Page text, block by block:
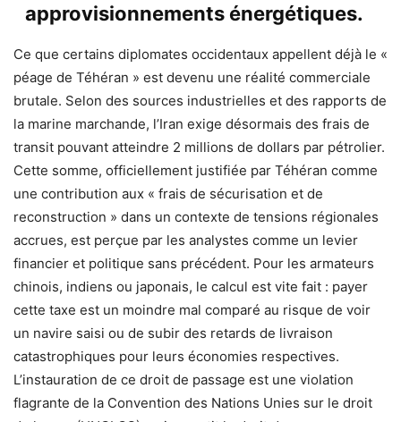
approvisionnements énergétiques.
Ce que certains diplomates occidentaux appellent déjà le «
péage de Téhéran » est devenu une réalité commerciale
brutale. Selon des sources industrielles et des rapports de
la marine marchande, l’Iran exige désormais des frais de
transit pouvant atteindre 2 millions de dollars par pétrolier.
Cette somme, officiellement justifiée par Téhéran comme
une contribution aux « frais de sécurisation et de
reconstruction » dans un contexte de tensions régionales
accrues, est perçue par les analystes comme un levier
financier et politique sans précédent. Pour les armateurs
chinois, indiens ou japonais, le calcul est vite fait : payer
cette taxe est un moindre mal comparé au risque de voir
un navire saisi ou de subir des retards de livraison
catastrophiques pour leurs économies respectives.
L’instauration de ce droit de passage est une violation
flagrante de la Convention des Nations Unies sur le droit